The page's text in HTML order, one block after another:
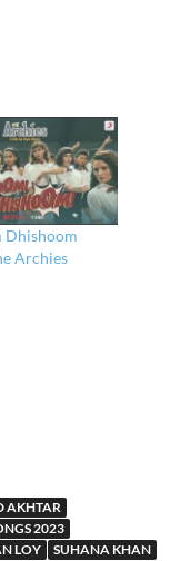
Dhishoom
Archies
AKHTAR
2023
LOY
SUHANA KHAN